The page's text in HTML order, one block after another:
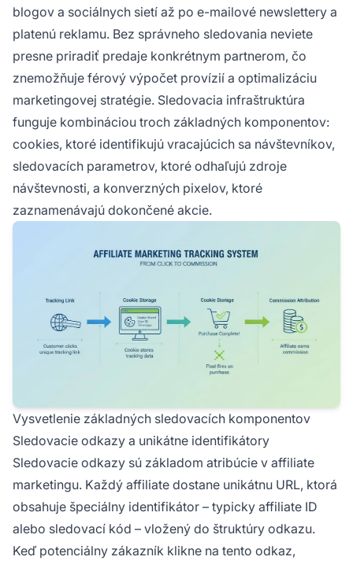
blogov a sociálnych sietí až po e-mailové newslettery a
platenú reklamu. Bez správneho sledovania neviete
presne priradiť predaje konkrétnym partnerom, čo
znemožňuje férový výpočet provízií a optimalizáciu
marketingovej stratégie. Sledovacia infraštruktúra
funguje kombináciou troch základných komponentov:
cookies, ktoré identifikujú vracajúcich sa návštevníkov,
sledovacích parametrov, ktoré odhaľujú zdroje
návštevnosti, a konverzných pixelov, ktoré
zaznamenávajú dokončené akcie.
Vysvetlenie základných sledovacích komponentov
Sledovacie odkazy a unikátne identifikátory
Sledovacie odkazy sú základom atribúcie v affiliate
marketingu. Každý affiliate dostane unikátnu URL, ktorá
obsahuje špeciálny identifikátor – typicky affiliate ID
alebo sledovací kód – vložený do štruktúry odkazu.
Keď potenciálny zákazník klikne na tento odkaz,